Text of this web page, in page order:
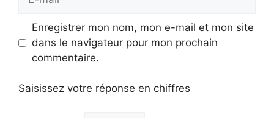
mail
Enregistrer mon nom, mon e-mail et mon site
dans le navigateur pour mon prochain
commentaire.
Saisissez votre réponse en chiffres